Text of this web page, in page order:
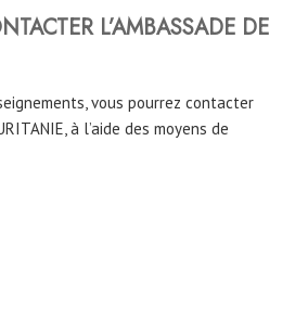
L’AMBASSADE DE
vous pourrez contacter
à l’aide des moyens de